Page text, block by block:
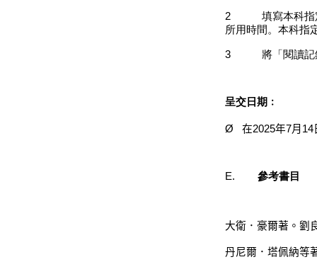
2填寫本科
所用時間。本科指
3將「閱讀
呈交日期﹕
Ø在2025年7月 14
E.參考書目
大衛．豪爾著。劉
丹尼爾．塔佩納等